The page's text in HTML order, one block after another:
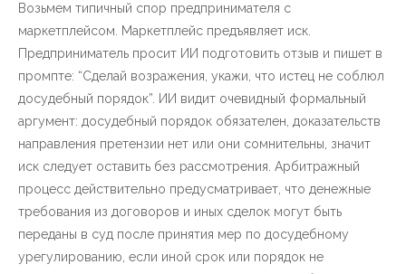
Возьмем типичный спор предпринимателя с
маркетплейсом. Маркетплейс предъявляет иск.
Предприниматель просит ИИ подготовить отзыв и пишет в
промпте: “Сделай возражения, укажи, что истец не соблюл
досудебный порядок”. ИИ видит очевидный формальный
аргумент: досудебный порядок обязателен, доказательств
направления претензии нет или они сомнительны, значит
иск следует оставить без рассмотрения. Арбитражный
процесс действительно предусматривает, что денежные
требования из договоров и иных сделок могут быть
переданы в суд после принятия мер по досудебному
урегулированию, если иной срок или порядок не